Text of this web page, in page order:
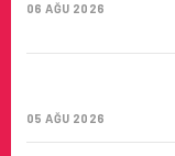
06 AĞU 2026
05 AĞU 2026